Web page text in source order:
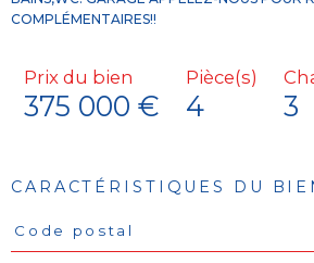
Prix du bien
375 000 €
Pièce(s)
4 3
CARACTÉRISTIQUES DU
Caractéristiques
Code postal